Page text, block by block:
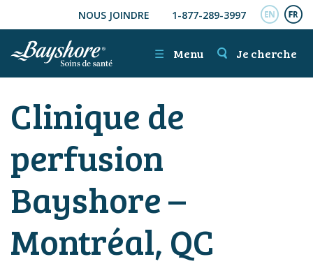
ALLER AU CONTENU PRINCIPAL
NOUS JOINDRE 1-877-289-3997
☰ Menu Je cherche
Clinique de
perfusion
Bayshore –
Montréal, QC